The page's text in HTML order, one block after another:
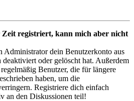
registriert, kann mich aber nicht
Administrator dein Benutzerkonto aus
deaktiviert oder gelöscht hat. Außerdem
Benutzer, die für längere
haben, um die
Registriere dich einfach
an den Diskussionen teil!